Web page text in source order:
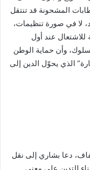
المشحونة قد تنتقل
لا في صورة تنظيمات،
عند أول
وأن حماية الوطن
الذي يحوّل الدين إلى
دعا بشاري إلى نقل